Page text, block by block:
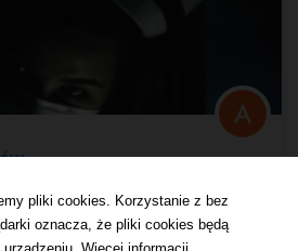
pliki cookies. Korzystanie z bez
oznacza, że pliki cookies będą
Więcej informacji